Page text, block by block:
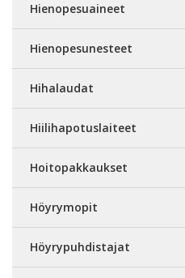
Hienopesuaineet
Hienopesunesteet
Hihalaudat
Hiilihapotuslaiteet
Hoitopakkaukset
Höyrymopit
Höyrypuhdistajat